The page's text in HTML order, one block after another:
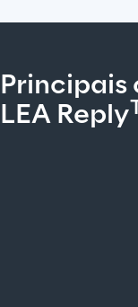
Principais
LEA Reply